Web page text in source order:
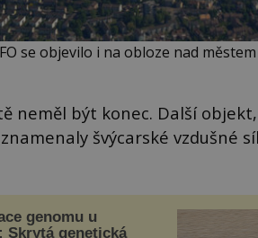
se objevilo i na obloze nad
neměl být konec. Další
švýcarské vzdušné
genomu u
Skrytá genetická